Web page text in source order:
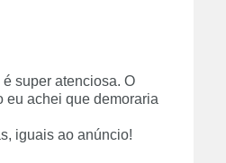
super atenciosa. O
eu achei que demoraria
iguais ao anúncio!